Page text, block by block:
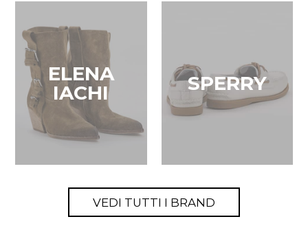
ELENA
IACHI
SPERRY
VEDI TUTTI I BRAND